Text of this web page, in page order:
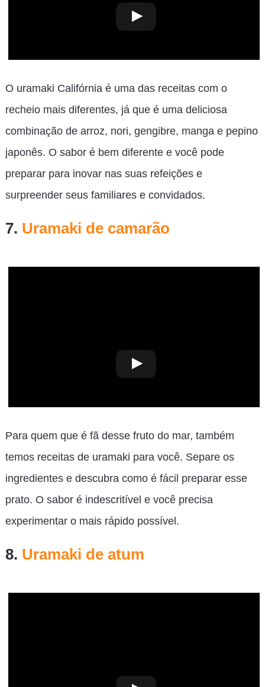
O uramaki Califórnia é uma das receitas com o
recheio mais diferentes, já que é uma deliciosa
combinação de arroz, nori, gengibre, manga e pepino
japonês. O sabor é bem diferente e você pode
preparar para inovar nas suas refeições e
surpreender seus familiares e convidados.
7. Uramaki de camarão
Para quem que é fã desse fruto do mar, também
temos receitas de uramaki para você. Separe os
ingredientes e descubra como é fácil preparar esse
prato. O sabor é indescritível e você precisa
experimentar o mais rápido possível.
8. Uramaki de atum